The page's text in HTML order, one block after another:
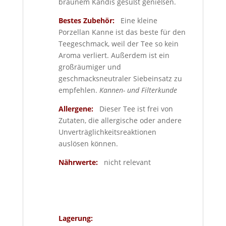
Bestes Zubehör:Eine kleine
Porzellan Kanne ist das beste für den
Teegeschmack, weil der Tee so kein
Aroma verliert. Außerdem ist ein
großräumiger und
geschmacksneutraler Siebeinsatz zu
empfehlen. Kannen- und Filterkunde
Allergene: Dieser Tee ist frei von
Zutaten, die allergische oder andere
Unverträglichkeitsreaktionen
auslösen können.
Nährwerte: nicht relevant
Lagerung: